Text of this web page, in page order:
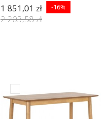
1 851,01 zł -16%
2 203,58 zł